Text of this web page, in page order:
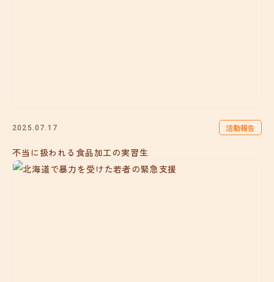
2025.07.17 活動報告
不当に扱われる食品加工の実習生